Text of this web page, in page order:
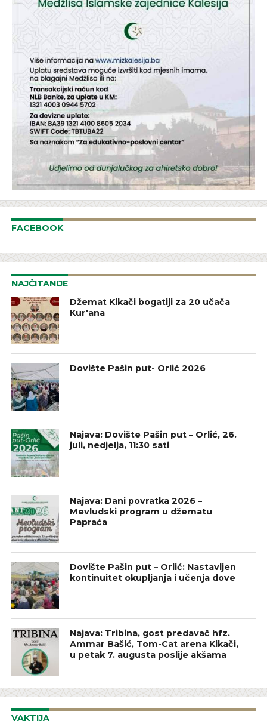
FACEBOOK
NAJČITANIJE
Džemat Kikači bogatiji za 20 učača
Kur'ana
Dovište Pašin put- Orlić 2026
Najava: Dovište Pašin put – Orlić, 26.
juli, nedjelja, 11:30 sati
Najava: Dani povratka 2026 –
Mevludski program u džematu
Papraća
Dovište Pašin put – Orlić: Nastavljen
kontinuitet okupljanja i učenja dove
Najava: Tribina, gost predavač hfz.
Ammar Bašić, Tom-Cat arena Kikači,
u petak 7. augusta poslije akšama
VAKTIJA